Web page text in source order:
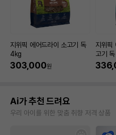
지위픽 에어드라이 소고기 독
4kg
303,000원
지위픽
고기
Ai가 추천 드려요
우리 아이를 위한 맞춤 취향 저격 상품